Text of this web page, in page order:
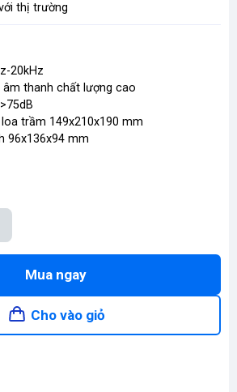
thị trường
20kHz
âm thanh chất lượng cao
trầm 149x210x190 mm
96x136x94 mm
Mua ngay
Cho vào giỏ